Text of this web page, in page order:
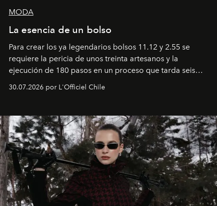
MODA
La esencia de un bolso
Para crear los ya legendarios bolsos 11.12 y 2.55 se
requiere la pericia de unos treinta artesanos y la
ejecución de 180 pasos en un proceso que tarda seis
semanas. Los expertos ponen en práctica una técnica
que se enseña solamente en la escuela de formación de
30.07.2026 por L'Officiel Chile